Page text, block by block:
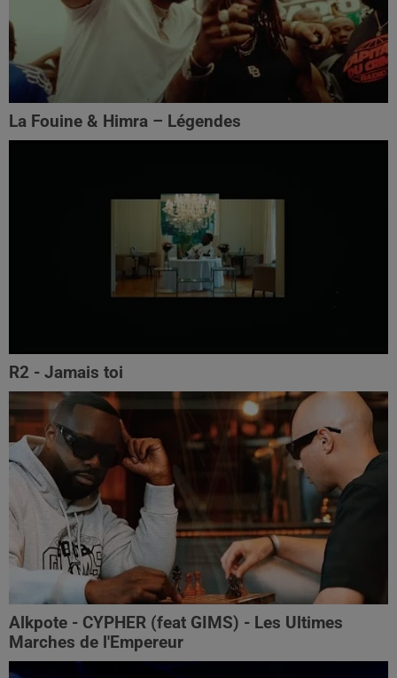
La Fouine & Himra – Légendes
R2 - Jamais toi
Alkpote - CYPHER (feat GIMS) - Les Ultimes
Marches de l'Empereur